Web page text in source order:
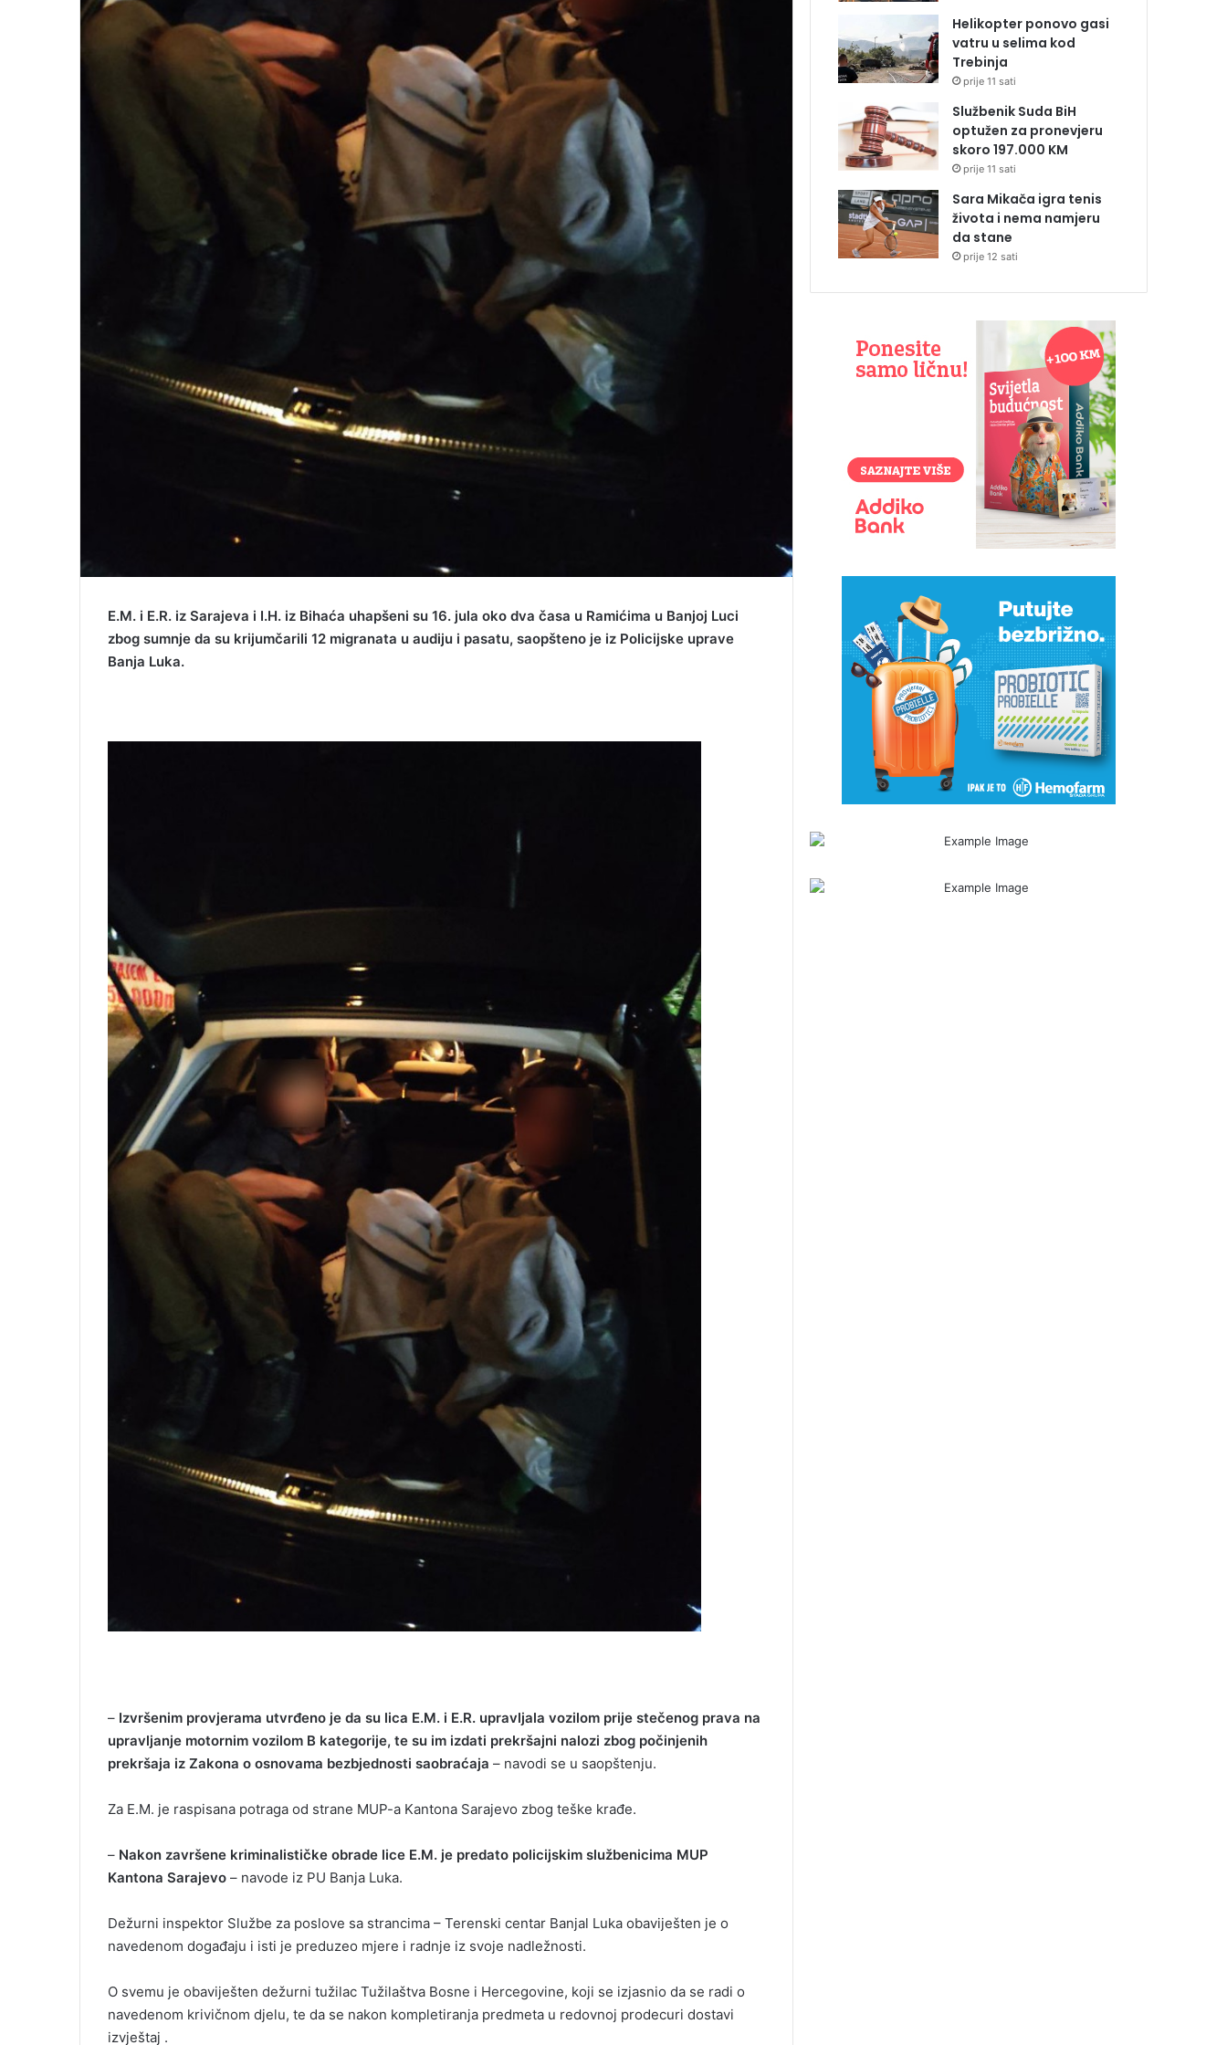
E.M. i E.R. iz Sarajeva i I.H. iz Bihaća uhapšeni su 16. jula oko dva časa u Ramićima u Banjoj Luci
zbog sumnje da su krijumčarili 12 migranata u audiju i pasatu, saopšteno je iz Policijske uprave
Banja Luka.
– Izvršenim provjerama utvrđeno je da su lica E.M. i E.R. upravljala vozilom prije stečenog prava na
upravljanje motornim vozilom B kategorije, te su im izdati prekršajni nalozi zbog počinjenih
prekršaja iz Zakona o osnovama bezbjednosti saobraćaja – navodi se u saopštenju.
Za E.M. je raspisana potraga od strane MUP-a Kantona Sarajevo zbog teške krađe.
– Nakon završene kriminalističke obrade lice E.M. je predato policijskim službenicima MUP
Kantona Sarajevo – navode iz PU Banja Luka.
Dežurni inspektor Službe za poslove sa strancima – Terenski centar Banjal Luka obaviješten je o
navedenom događaju i isti je preduzeo mjere i radnje iz svoje nadležnosti.
O svemu je obaviješten dežurni tužilac Tužilaštva Bosne i Hercegovine, koji se izjasnio da se radi o
navedenom krivičnom djelu, te da se nakon kompletiranja predmeta u redovnoj prodecuri dostavi
izvještaj .
Helikopter ponovo gasi
vatru u selima kod
Trebinja
prije 11 sati
Službenik Suda BiH
optužen za pronevjeru
skoro 197.000 KM
prije 11 sati
Sara Mikača igra tenis
života i nema namjeru
da stane
prije 12 sati